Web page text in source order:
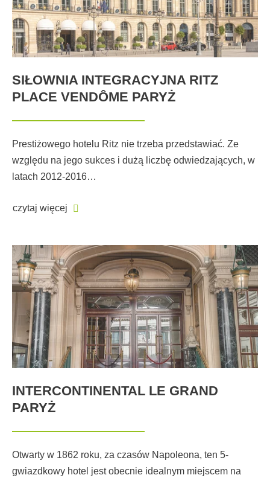
SIŁOWNIA INTEGRACYJNA RITZ
PLACE VENDÔME PARYŻ
Prestiżowego hotelu Ritz nie trzeba przedstawiać. Ze
względu na jego sukces i dużą liczbę odwiedzających, w
latach 2012-2016…
czytaj więcej
INTERCONTINENTAL LE GRAND
PARYŻ
Otwarty w 1862 roku, za czasów Napoleona, ten 5-
gwiazdkowy hotel jest obecnie idealnym miejscem na